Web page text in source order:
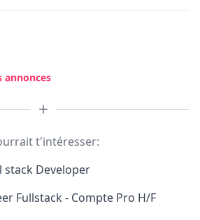
annonces
t'intéresser:
stack Developer
Fullstack - Compte Pro H/F